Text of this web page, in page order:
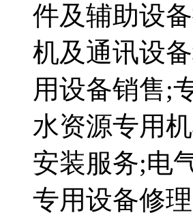
件及辅助设
机及通讯设
用设备销售;
水资源专用
安装服务;电
专用设备修